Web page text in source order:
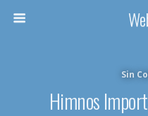
Sin
Himnos